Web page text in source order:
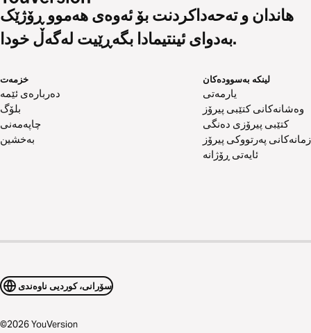
هاندان و تەحەداکردنت بۆ ئەوەی هەموو ڕۆژێک
بەدوای ئینتیمادا بگەڕێیت لەگەڵ خودا.
خزمەت
دەربارەی ئێمە
بلۆگ
چاپەمەنی
بەخشین
لینکە بەسوودەکان
یارمەتی
وەشانەکانی کتێبی پیرۆز
کتێبی پیرۆزی دەنگی
زمانەکانی پەرتووکی پیرۆز
ئایەتی ڕۆژانە
سۆرانی، کوردیی ناوەندی
©2026YouVersion